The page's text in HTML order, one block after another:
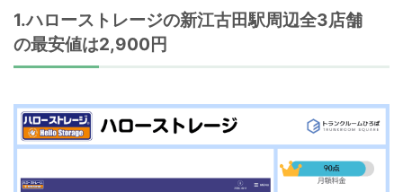
1.ハローストレージの新江古田駅周辺全3店舗
の最安値は2,900円